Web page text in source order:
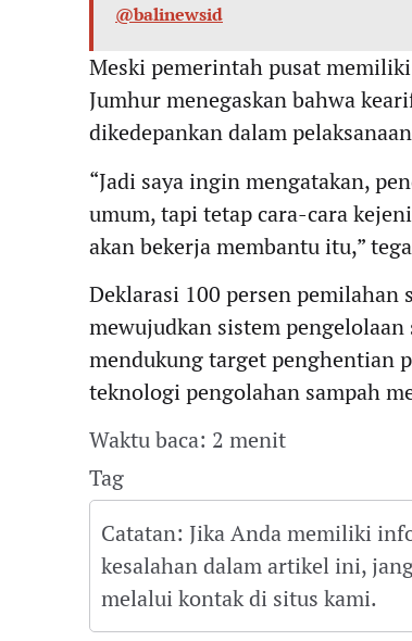
@balinewsid
Meski pemerintah pusat
Jumhur menegaskan bahwa
dikedepankan dalam
“Jadi saya ingin mengatakan,
umum, tapi tetap cara-cara
akan bekerja membantu itu,”
Deklarasi 100 persen
mewujudkan sistem
mendukung target penghentian
teknologi pengolahan sampah
Waktu baca: 2 menit
Tag
Catatan: Jika Anda memiliki
kesalahan dalam artikel ini,
melalui kontak di situs kami.